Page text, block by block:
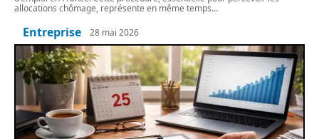
allocations chômage, représente en même temps…
Entreprise 28 mai 2026